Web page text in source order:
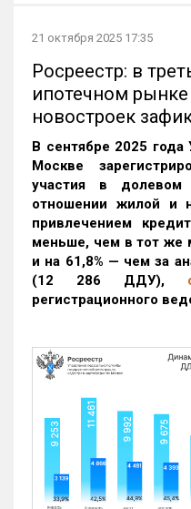
21 октября 2025 17:35
Росреестр: в
ипотечном
новостроек
В сентябре 2025 года
Москве
участия в
отношении жилой и
привлечением
меньше, чем в тот же
и на 61,8% — чем за
(12 286 ДДУ),
регистрационного